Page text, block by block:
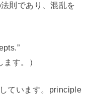
則であり、混乱を
す。）
ています。principle